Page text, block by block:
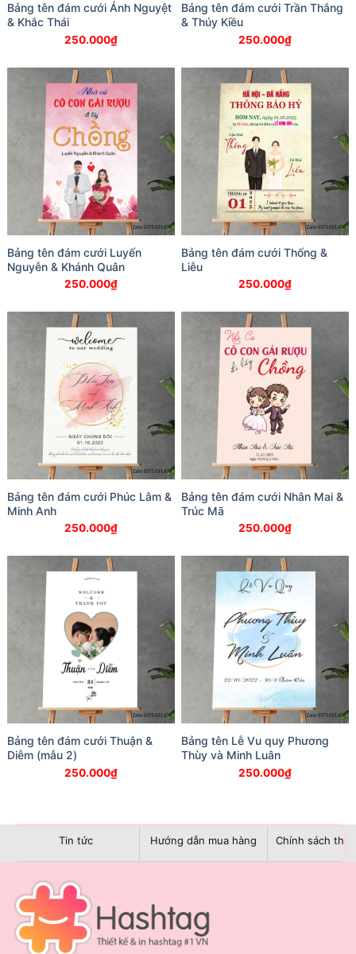
Bảng tên đám cưới Ánh Nguyệt
& Khắc Thái
250.000₫
Bảng tên đám cưới Trần Thắng
& Thúy Kiều
250.000₫
Bảng tên đám cưới Luyến
Nguyễn & Khánh Quân
250.000₫
Bảng tên đám cưới Thống &
Liễu
250.000₫
Bảng tên đám cưới Phúc Lâm &
Minh Anh
250.000₫
Bảng tên đám cưới Nhân Mai &
Trúc Mã
250.000₫
Bảng tên đám cưới Thuận &
Diễm (mẫu 2)
250.000₫
Bảng tên Lễ Vu quy Phương
Thùy và Minh Luân
250.000₫
Tin tức Hướng dẫn mua hàng Chính sách